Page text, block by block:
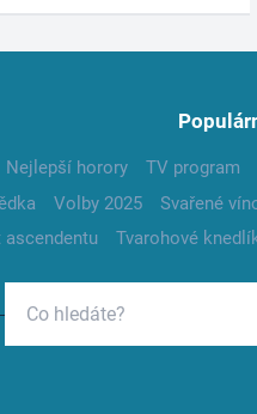
Nejlepší horory TV program
Volby 2025 Svařené
ascendentu
Tvarohové